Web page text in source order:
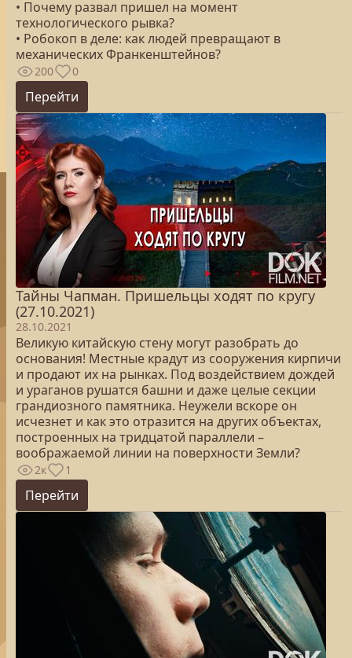
• Почему развал пришел на момент
технологического рывка?
• Робокоп в деле: как людей превращают в
механических Франкенштейнов?
200 0
Перейти
Тайны Чапман. Пришельцы ходят по кругу
(27.10.2021)
28.10.2021
Великую китайскую стену могут разобрать до
основания! Местные крадут из сооружения кирпичи
и продают их на рынках. Под воздействием дождей
и ураганов рушатся башни и даже целые секции
грандиозного памятника. Неужели вскоре он
исчезнет и как это отразится на других объектах,
построенных на тридцатой параллели –
воображаемой линии на поверхности Земли?
2к 1
Перейти